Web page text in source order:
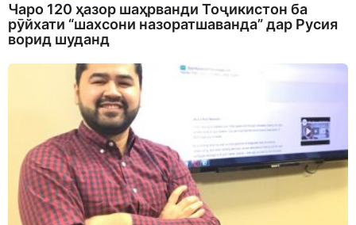
Чаро 120 ҳазор шаҳрванди Тоҷикистон ба
рӯйхати “шахсони назоратшаванда” дар Русия
ворид шуданд